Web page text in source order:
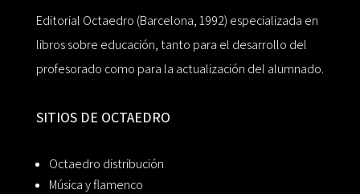
Editorial Octaedro (Barcelona, 1992) especializada en
libros sobre educación, tanto para el desarrollo del
profesorado como para la actualización del alumnado.
SITIOS DE OCTAEDRO
Octaedro distribución
Música y flamenco